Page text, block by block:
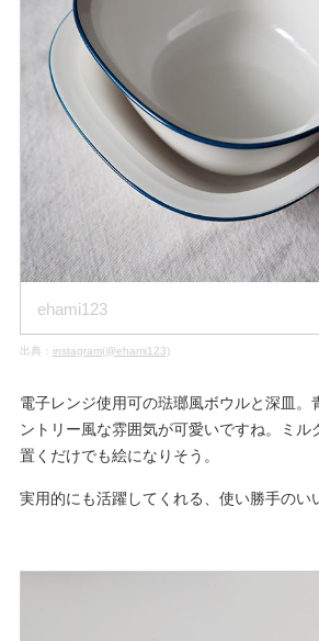
ehami123
出典： instagram(@ehami123)
電子レンジ使用可の琺瑯風ボウルと深皿。
ントリー風な雰囲気が可愛いですね。ミル
置くだけでも絵になりそう。
実用的にも活躍してくれる、使い勝手のい